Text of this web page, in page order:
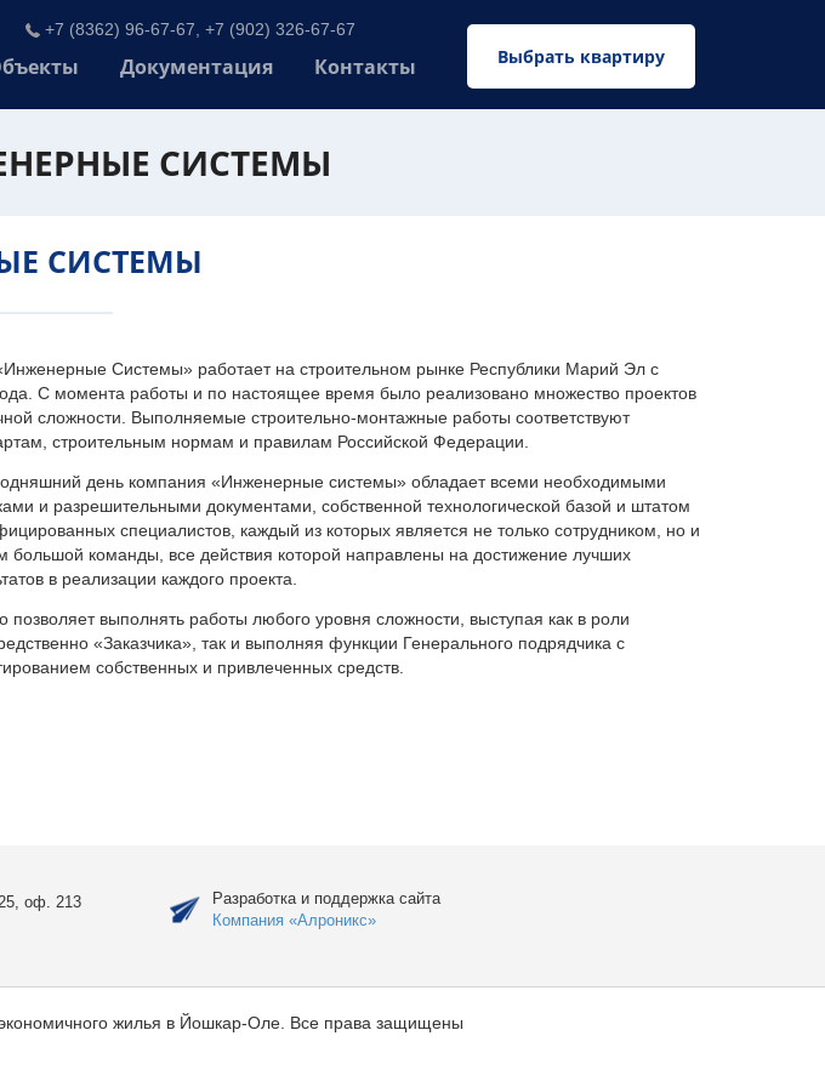
Выбрать квартиру
+7 (8362) 96-67-67, +7 (902) 326-67-67
Документация Контакты
СИСТЕМЫ
СИСТЕМЫ
Системы» работает на строительном рынке Республики Марий Эл с
С момента работы и по настоящее время было реализовано множество проектов
сложности. Выполняемые строительно-монтажные работы соответствуют
строительным нормам и правилам Российской Федерации.
день компания «Инженерные системы» обладает всеми необходимыми
и разрешительными документами, собственной технологической базой и штатом
специалистов, каждый из которых является не только сотрудником, но и
большой команды, все действия которой направлены на достижение лучших
в реализации каждого проекта.
позволяет выполнять работы любого уровня сложности, выступая как в роли
«Заказчика», так и выполняя функции Генерального подрядчика с
собственных и привлеченных средств.
оф. 213
Разработка и поддержка сайта
Компания «Алроникс»
жилья в Йошкар-Оле. Все права защищены